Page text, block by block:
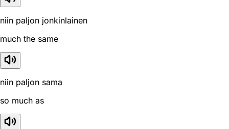
niin paljon jonkinlainen
much the same
niin paljon sama
so much as